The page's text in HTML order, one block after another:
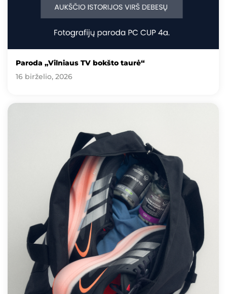
Paroda „Vilniaus TV bokšto taurė“
16 birželio, 2026